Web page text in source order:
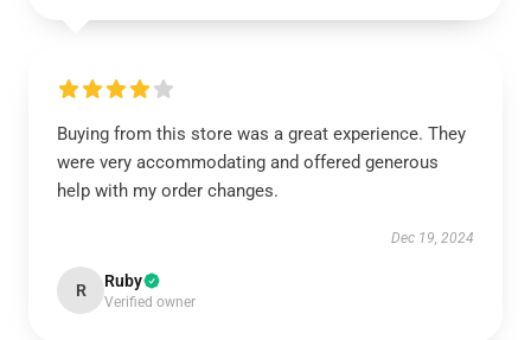
Buying from this store was a great experience. They
were very accommodating and offered generous
help with my order changes.
Dec 19, 2024
R Ruby
Verified owner